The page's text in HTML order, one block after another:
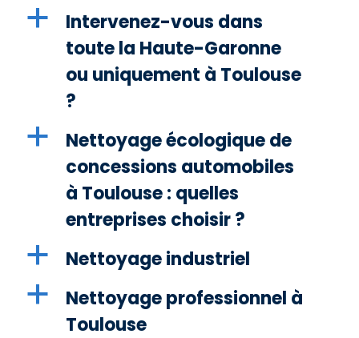
a
Intervenez-vous dans
toute la Haute-Garonne
ou uniquement à Toulouse
?
a
Nettoyage écologique de
concessions automobiles
à Toulouse : quelles
entreprises choisir ?
a Nettoyage industriel
a
Nettoyage professionnel à
Toulouse